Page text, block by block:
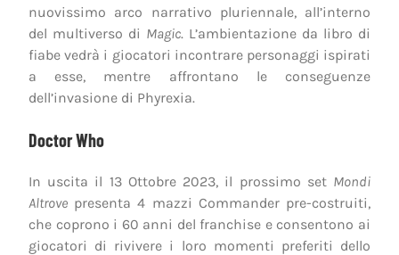
nuovissimo arco narrativo pluriennale, all’interno
del multiverso di Magic. L’ambientazione da libro di
fiabe vedrà i giocatori incontrare personaggi ispirati
a esse, mentre affrontano le conseguenze
dell’invasione di Phyrexia.
Doctor Who
In uscita il 13 Ottobre 2023, il prossimo set Mondi
Altrove presenta 4 mazzi Commander pre-costruiti,
che coprono i 60 anni del franchise e consentono ai
giocatori di rivivere i loro momenti preferiti dello